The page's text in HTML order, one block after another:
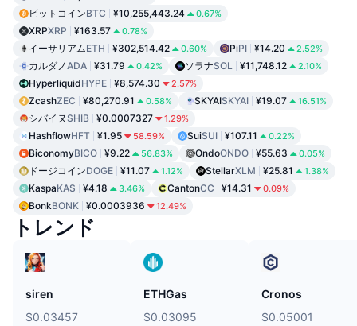
ビットコインBTC ¥10,255,443.24 0.67%
XRPXRP ¥163.57 0.78%
イーサリアムETH ¥302,514.42 0.60% PiPI ¥14.20 2.52%
カルダノADA ¥31.79 0.42% ソラナSOL ¥11,748.12 2.10%
HyperliquidHYPE ¥8,574.30 2.57%
ZcashZEC ¥80,270.91 0.58% SKYAISKYAI ¥19.07 16.51%
シバイヌ SHIB ¥0.0007327 1.29%
HashflowHFT ¥1.95 58.59% SuiSUI ¥107.11 0.22%
BiconomyBICO ¥9.22 56.83% OndoONDO ¥55.63 0.05%
ドージコインDOGE ¥11.07 1.12% StellarXLM ¥25.81 1.38%
KaspaKAS ¥4.18 3.46% CantonCC ¥14.31 0.09%
BonkBONK ¥0.0003936 12.49%
トレンド
siren
$0.03457
ETHGas
$0.03095
Cronos
$0.05001